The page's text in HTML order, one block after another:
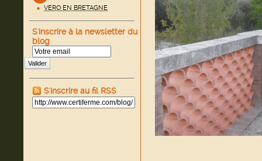
VERO EN BRETAGNE
S'inscrire à la newsletter du
blog
Valider
S'inscrire au fil RSS